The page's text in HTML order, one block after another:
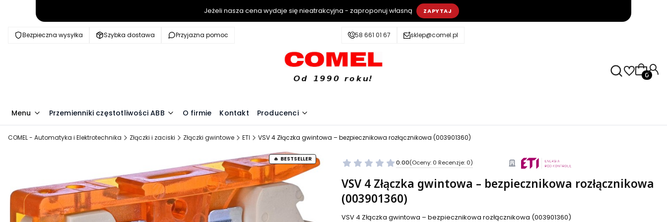
Jeżeli nasza cena wydaje się nieatrakcyjna - zaproponuj własną ZAPYTAJ
Bezpieczna wysyłka Szybka dostawa Przyjazna pomoc 58 661 01 67 sklep@comel.pl
Menu Przemienniki częstotliwości ABB O firmie Kontakt Producenci
COMEL - Automatyka i Elektrotechnika Złączki i zaciski Złączki gwintowe ETI VSV 4 Złączka gwintowa – bezpiecznikowa rozłącznikowa (003901360)
BESTSELLER 0.00(Oceny: 0 Recenzje: 0)
VSV 4 Złączka gwintowa – bezpiecznikowa rozłącznikowa
(003901360)
VSV 4 Złączka gwintowa – bezpiecznikowa rozłącznikowa (003901360)